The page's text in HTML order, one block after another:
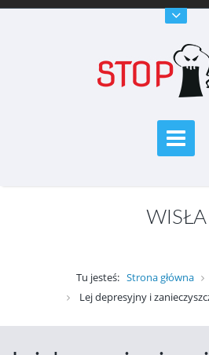
WISŁA
Tu jesteś: Strona główna
Lej depresyjny i